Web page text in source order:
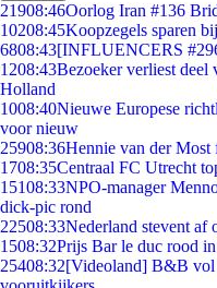
21908:46Oorlog Iran #136
10208:45Koopzegels sparen
6808:43[INFLUENCERS
1208:43Bezoeker verliest deel
Holland
1008:40Nieuwe Europese
voor nieuw
25908:36Hennie van der Most
1708:35Centraal FC Utrecht
15108:33NPO-manager
dick-pic rond
22508:33Nederland stevent af
1508:32Prijs Bar le duc rood
25408:32[Videoland] B&B vol